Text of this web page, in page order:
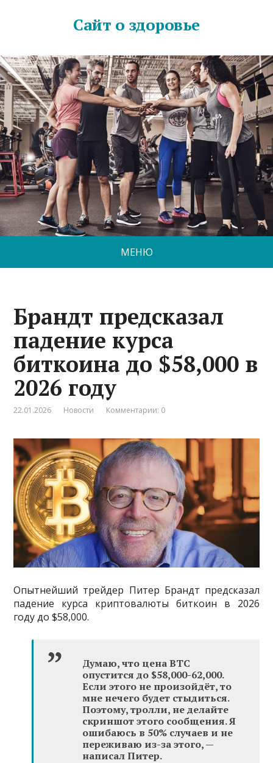
Сайт о здоровье
МЕНЮ
Брандт предсказал
падение курса
биткоина до $58,000 в
2026 году
22.01.2026 Новости Комментарии: 0
Опытнейший трейдер Питер Брандт предсказал
падение курса криптовалюты биткоин в 2026
году до $58,000.
Думаю, что цена BTC
опустится до $58,000-62,000.
Если этого не произойдёт, то
мне нечего будет стыдиться.
Поэтому, тролли, не делайте
скриншот этого сообщения. Я
ошибаюсь в 50% случаев и не
переживаю из-за этого, —
написал Питер.